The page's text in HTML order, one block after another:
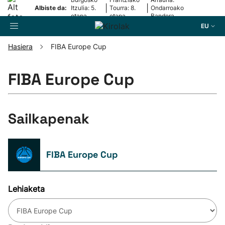
Albiste da:
Itzulia: 5.
etapa
Tourra: 8.
etapa
Ondarroako
Bandera
EU
Arrauna
Saskibaloia
Txirrindularitza
Hasiera FIBA Europe Cup
FIBA Europe Cup
Sailkapenak
FIBA Europe Cup
Lehiaketa